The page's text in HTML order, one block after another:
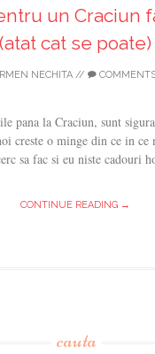
un Craciun
(atat cat se poate)
NECHITA //
pana la Craciun, sunt
creste o minge din ce in ce
sa fac si eu niste cadouri
CONTINUE READING →
cauta